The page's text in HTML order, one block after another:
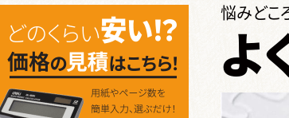
悩みどこ
よ